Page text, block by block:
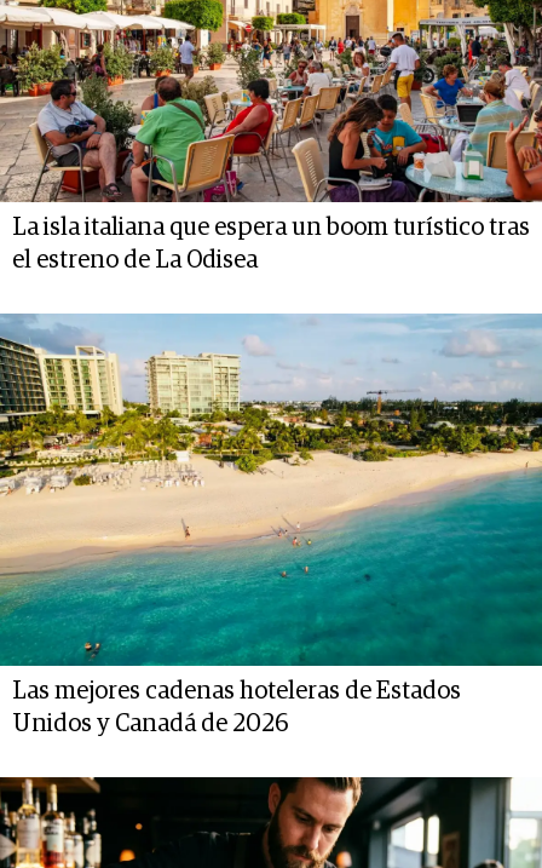
La isla italiana que espera un boom turístico tras
el estreno de La Odisea
Las mejores cadenas hoteleras de Estados
Unidos y Canadá de 2026